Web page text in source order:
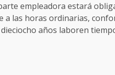
empleadora estará
las horas ordinarias,
años laboren